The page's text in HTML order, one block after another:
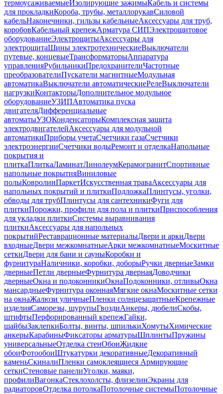
термоусаживаемыеИзолирующие зажимыКабель и системы
для прокладкиКороба, трубы, металлорукавСиловой
кабельНаконечники, гильзы кабельныеАксессуары для труб,
коробовКабельный крепежАрматура СИПЭлектрощитовое
оборудованиеЭлектрощитыАксессуары для
электрощитаШины электротехническиеВыключатели
путевые, концевыеТрансформаторыАппаратура
управленияРубильникиПредохранителиЧастотные
преобразователиПускатели магнитныеМодульная
автоматикаВыключатели автоматическиеРелеВыключатели
нагрузкиКонтакторыДополнительное модульное
оборудованиеУЗИПАвтоматика пуска
двигателяДифференциальные
автоматыУЗОКонденсаторыКомплексная защита
электродвигателейАксессуары для модульной
автоматикиПриборы учетаСчетчики газаСчетчики
электроэнергииСчетчики водыРемонт и отделкаНапольные
покрытия и
плиткаПлиткаЛаминатЛинолеумКерамогранитСпортивные
напольные покрытияВиниловые
полыКовролинПаркетИскусственная траваАксессуары для
напольных покрытий и плиткиПодложкаПлинтусы, уголки,
обводы для трубПлинтусы для сантехникиФуги для
плиткиПорожки, профили для пола и плиткиПриспособления
для укладки плиткиСистемы выравнивания
плиткиАксессуары для напольных
покрытийРеставрационные материалыДвери и аркиДвери
входныеДвери межкомнатныеАрки межкомнатныеМоскитные
сеткиДвери для бани и сауныКоробки и
фурнитураНаличники, коробки, доборыРучки дверныеЗамки
дверныеПетли дверныеФурнитура двернаяДоводчики
дверныеОкна и подоконникиОкнаПодоконники, отливыОкна
мансардныеФурнитура оконнаяМягкие окнаМоскитные сетки
на окнаЖалюзи уличныеПленки солнцезащитныеКрепежные
изделияСаморезы, шурупыГвоздиАнкеры, дюбелиСкобы,
штифтыПерфорированный крепежГайки,
шайбыЗаклепкиБолты, винты, шпилькиХомутыХимические
анкерыКарабиныФиксаторы арматурыШплинтыПружины
универсальныеОтделка стенОбоиЖидкие
обоиФотообоиШтукатурки декоративныеДекоративный
каменьСкиналиПленки самоклеящиеся Армирующие
сеткиСтеновые панелиУголки, маяки,
профилиВагонкаСтеклохолсты, флизелинЭкраны для
радиаторовОтделка потолкаПотолочные системыПотолочные